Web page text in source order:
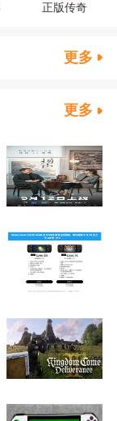
正版传奇
更多
更多